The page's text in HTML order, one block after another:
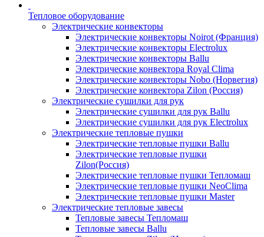
Тепловое оборудование
Электрические конвекторы
Электрические конвекторы Noirot (Франция)
Электрические конвекторы Electrolux
Электрические конвекторы Ballu
Электрические конвектора Royal Clima
Электрические конвекторы Nobo (Норвегия)
Электрические конвектора Zilon (Россия)
Электрические сушилки для рук
Электрические сушилки для рук Ballu
Электрические сушилки для рук Electrolux
Электрические тепловые пушки
Электрические тепловые пушки Ballu
Электрические тепловые пушки
Zilon(Россия)
Электрические тепловые пушки Тепломаш
Электрические тепловые пушки NeoClima
Электрические тепловые пушки Master
Электрические тепловые завесы
Тепловые завесы Тепломаш
Тепловые завесы Ballu